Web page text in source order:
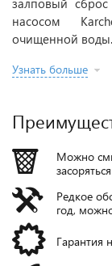
залповый
насосом
очищенной
Узнать больше
Можно
Редкое
год,
Гарантия